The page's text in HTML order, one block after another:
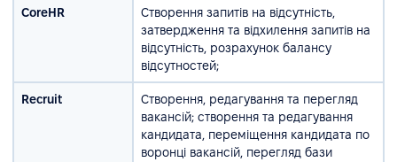
CoreHR
Створення запитів на відсутність,
затвердження та відхилення запитів на
відсутність, розрахунок балансу
відсутностей;
Recruit
Створення, редагування та перегляд
вакансій; створення та редагування
кандидата, переміщення кандидата по
воронці вакансій, перегляд бази